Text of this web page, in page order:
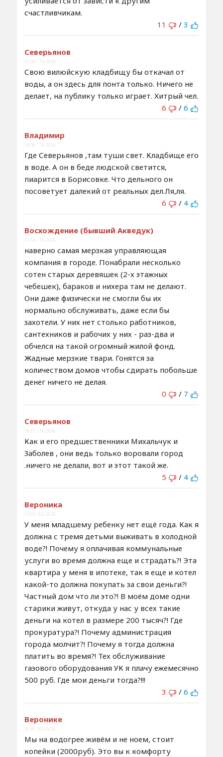
счастливчикам.
11
/ 3
Северьянов
12:48 / 7.6.2026
Свою вилюйскую кладбищу бы откачал от
воды, а он здесь для понта только. Ничего не
делает, на публику только играет. Хитрый чел.
6
/ 6
Владимир
14:30 / 7.6.2026
Где Северьянов ,там туши свет. Кладбище его
в воде. А он в беде людской светится,
пиарится в Борисовке. Что дельного он
посоветует далекий от реальных дел.Ля,ля.
6
/ 4
Восхождение (бывший Акведук)
19:14 / 7.6.2026
наверно самая мерзкая управляющая
компания в городе. Понабрали несколько
сотен старых деревяшек (2-х этажных
чебешек), бараков и нихера там не делают.
Они даже физически не смогли бы их
нормально обслуживать, даже если бы
захотели. У них нет столько работников,
сантехников и рабочих у них - раз-два и
обчелся на такой огромный жилой фонд.
Жадные мерзкие твари. Гонятся за
количеством домов чтобы сдирать побольше
денег ничего не делая.
0
/ 7
Северьянов
19:21 / 7.6.2026
Как и его предшественники Михальчук и
Заболев , они ведь только воровали город
.ничего не делали, вот и этот такой же.
5
/ 4
Вероника
14:22 / 8.6.2026
У меня младшему ребенку нет ещё года. Как я
должна с тремя детьми выживать в холодной
воде?! Почему я оплачивая коммунальные
услуги во время должна еще и страдать?! Эта
квартира у меня в ипотеке, так я еще и котел
какой-то должна покупать за свои деньги?!
Частный дом что ли это?! В моём доме одни
старики живут, откуда у нас у всех такие
деньги на котел в размере 200 тысяч?! Где
прокуратура?! Почему администрация
города молчит?! Почему я тогда должна
платить во время?! Тех обслуживание
газового оборудования УК я плачу ежемесячно
500 руб. Где мои деньги тогда?!!!
3
/ 6
Веронике
16:06 / 8.6.2026
Мы на водогрее живём и не ноем, стоит
копейки (2000руб). Это вы к комфорту